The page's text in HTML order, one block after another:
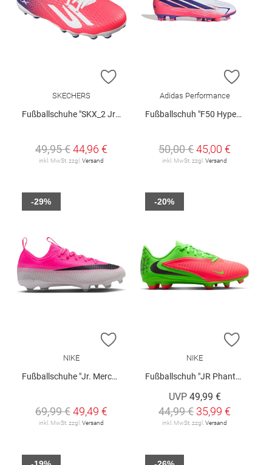
ZUR WUNSCHLISTE HINZUFÜGEN
SKECHERS
Fußballschuhe "SKX_2 Jr Youth MG"
49,95 €44,96 €
inkl. MwSt. zzgl. Versand
ZUR
Adidas Performance
Fußballschuh "F50 Hyperfast Club FG/MG J"
50,00 €45,00 €
inkl. MwSt. zzgl. Versand
ZUR WUNSCHLISTE HINZUFÜGEN
NIKE
Fußballschuhe "Jr. Mercurial Vapor 17 Academy"
69,99 €49,49 €
inkl. MwSt. zzgl.Versand
-29%
ZUR
NIKE
Fußballschuh "JR Phantom 6 Low Club"
UVP 49,99 €
44,99 € 35,99 €
inkl. MwSt. zzgl.Versand
-20%